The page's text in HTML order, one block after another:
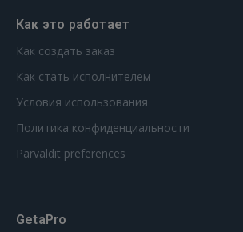
Как это работает
Как создать заказ
Как стать исполнителем
Условия использования
Политика конфиденциальности
Pārvaldīt preferences
GetaPro